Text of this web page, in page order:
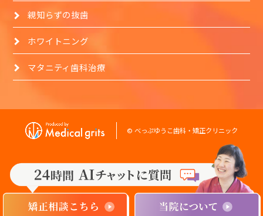
親知らずの抜歯
ホワイトニング
マタニティ歯科治療
© べっぷゆうこ歯科・矯正クリニック